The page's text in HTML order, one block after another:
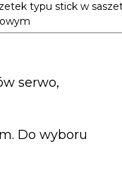
typu stick w
serwo,
Do wyboru